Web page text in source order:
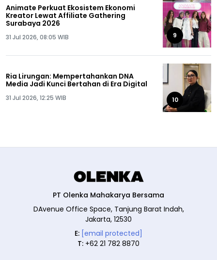
Animate Perkuat Ekosistem Ekonomi
Kreator Lewat Affiliate Gathering
Surabaya 2026
31 Jul 2026, 08:05 WIB 9
Ria Lirungan: Mempertahankan DNA
Media Jadi Kunci Bertahan di Era Digital
31 Jul 2026, 12:25 WIB 10
PT Olenka Mahakarya Bersama
DAvenue Office Space, Tanjung Barat Indah,
Jakarta, 12530
E: [email protected]
T: +62 21 782 8870